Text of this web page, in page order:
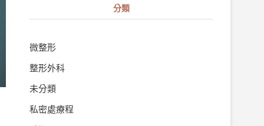
分類
微整形
整形外科
未分類
私密處療程